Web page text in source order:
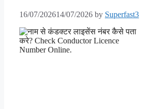
16/07/202614/07/2026 by Superfast3